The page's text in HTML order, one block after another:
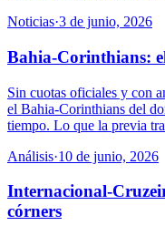
Noticias·3 de junio, 2026
Bahia-Corinthians:
Sin cuotas oficiales y con
el Bahia-Corinthians del
tiempo. Lo que la previa
Análisis·10 de junio, 2026
Internacional-
córners